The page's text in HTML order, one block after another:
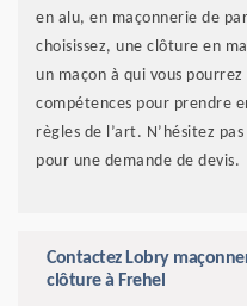
en alu, en maçonnerie de
choisissez, une clôture en
un maçon à qui vous
compétences pour prendre
règles de l’art. N’hésitez
pour une demande de devis.
Contactez Lobry
clôture à Frehel